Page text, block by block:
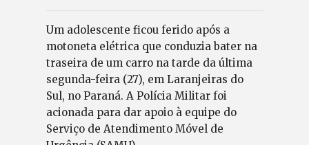
Um adolescente ficou ferido após a
motoneta elétrica que conduzia bater na
traseira de um carro na tarde da última
segunda-feira (27), em Laranjeiras do
Sul, no Paraná. A Polícia Militar foi
acionada para dar apoio à equipe do
Serviço de Atendimento Móvel de